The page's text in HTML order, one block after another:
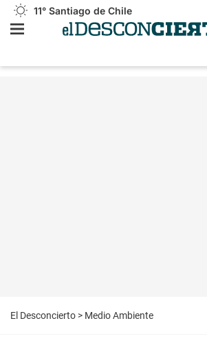
11° Santiago de Chile
El Desconcierto > Medio Ambiente